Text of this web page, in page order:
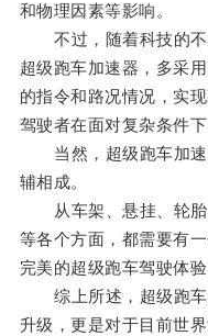
和物理因素等影响。
不过，随着科技的不
超级跑车加速器，多采
的指令和路况情况，实
驾驶者在面对复杂条件
当然，超级跑车加速
辅相成。
从车架、悬挂、轮胎
等各个方面，都需要有
完美的超级跑车驾驶体验
综上所述，超级跑车
升级，更是对于目前世